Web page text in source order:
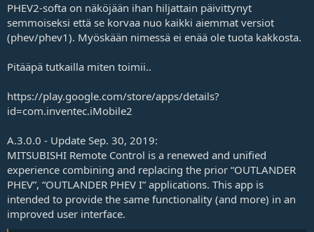
PHEV2-softa on näköjään ihan hiljattain päivittynyt
semmoiseksi että se korvaa nuo kaikki aiemmat versiot
(phev/phev1). Myöskään nimessä ei enää ole tuota kakkosta.
Pitääpä tutkailla miten toimii..
https://play.google.com/store/apps/details?
id=com.inventec.iMobile2
A.3.0.0 - Update Sep. 30, 2019:
MITSUBISHI Remote Control is a renewed and unified
experience combining and replacing the prior “OUTLANDER
PHEV”, “OUTLANDER PHEV I” applications. This app is
intended to provide the same functionality (and more) in an
improved user interface.